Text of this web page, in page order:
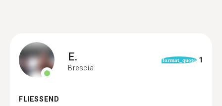
E.
Brescia
format_quote 1
FLIESSEND